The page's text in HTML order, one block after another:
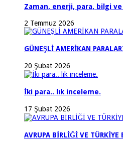
Zaman, enerji, para, bilgi ve
2 Temmuz 2026
GÜNEŞLİ AMERİKAN
20 Şubat 2026
İki para.. lık inceleme.
17 Şubat 2026
AVRUPA BİRLİĞİ VE TÜRKİYE